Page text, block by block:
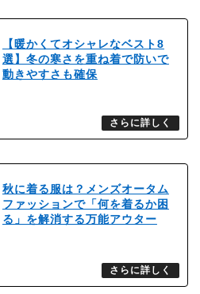
【暖かくてオシャレなベスト8
選】冬の寒さを重ね着で防いで
動きやすさも確保
秋に着る服は？メンズオータム
ファッションで「何を着るか困
る」を解消する万能アウター